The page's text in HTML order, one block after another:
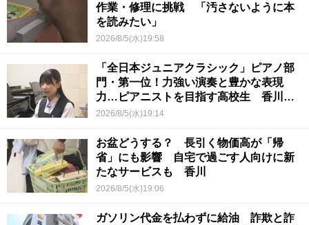
作業・修理に挑戦 「汚さないように本
を読みたい」
2026/8/5(水)19:58
「全日本ジュニアクラシック」ピアノ部
門・第一位！力強い演奏と豊かな表現
力…ピアニストを目指す高校生 香川
【青春のキセキ】
2026/8/5(水)19:14
お盆どうする？ 長引く物価高が「帰
省」にも影響 自宅で過ごす人向けに新
たなサービスも 香川
2026/8/5(水)19:06
ガソリン代金を払わずに給油 詐欺と詐